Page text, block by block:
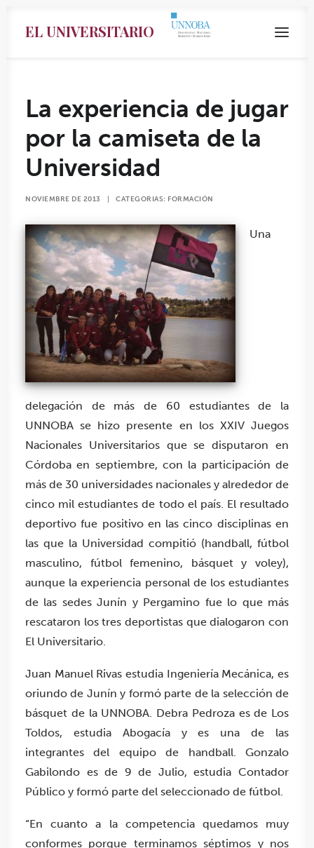
EL UNIVERSITARIO
Search
La experiencia de jugar
por la camiseta de la
Universidad
NOVIEMBRE DE 2013 CATEGORIAS: FORMACIÓN
Una
delegación de más de 60 estudiantes de la
UNNOBA se hizo presente en los XXIV Juegos
Nacionales Universitarios que se disputaron en
Córdoba en septiembre, con la participación de
más de 30 universidades nacionales y alrededor de
cinco mil estudiantes de todo el país. El resultado
deportivo fue positivo en las cinco disciplinas en
las que la Universidad compitió (handball, fútbol
masculino, fútbol femenino, básquet y voley),
aunque la experiencia personal de los estudiantes
de las sedes Junín y Pergamino fue lo que más
rescataron los tres deportistas que dialogaron con
El Universitario.
Juan Manuel Rivas estudia Ingeniería Mecánica, es
oriundo de Junín y formó parte de la selección de
básquet de la UNNOBA. Debra Pedroza es de Los
Toldos, estudia Abogacía y es una de las
integrantes del equipo de handball. Gonzalo
Gabilondo es de 9 de Julio, estudia Contador
Público y formó parte del seleccionado de fútbol.
“En cuanto a la competencia quedamos muy
conformes porque terminamos séptimos y nos